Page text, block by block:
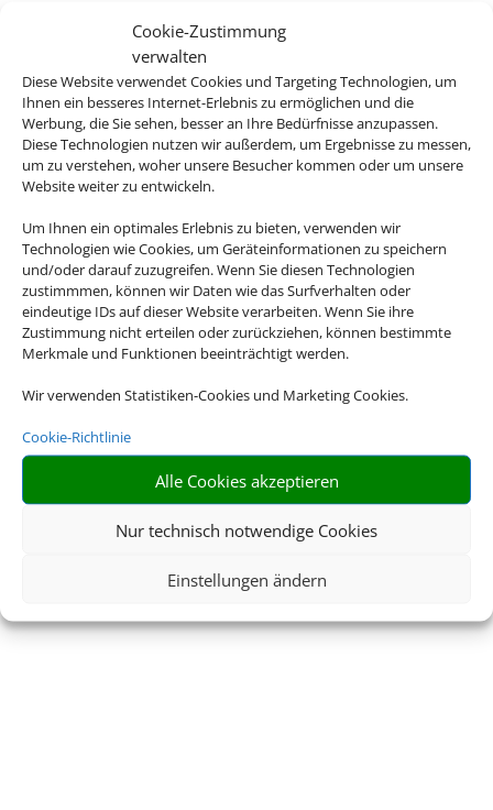
Cookie-Zustimmung
verwalten
Diese Website verwendet Cookies und Targeting Technologien, um
Ihnen ein besseres Internet-Erlebnis zu ermöglichen und die
Werbung, die Sie sehen, besser an Ihre Bedürfnisse anzupassen.
Diese Technologien nutzen wir außerdem, um Ergebnisse zu messen,
um zu verstehen, woher unsere Besucher kommen oder um unsere
Website weiter zu entwickeln.
Um Ihnen ein optimales Erlebnis zu bieten, verwenden wir
Technologien wie Cookies, um Geräteinformationen zu speichern
und/oder darauf zuzugreifen. Wenn Sie diesen Technologien
zustimmmen, können wir Daten wie das Surfverhalten oder
eindeutige IDs auf dieser Website verarbeiten. Wenn Sie ihre
Zustimmung nicht erteilen oder zurückziehen, können bestimmte
Merkmale und Funktionen beeinträchtigt werden.
Wir verwenden Statistiken-Cookies und Marketing Cookies.
Cookie-Richtlinie
Alle Cookies akzeptieren
Nur technisch notwendige Cookies
Einstellungen ändern